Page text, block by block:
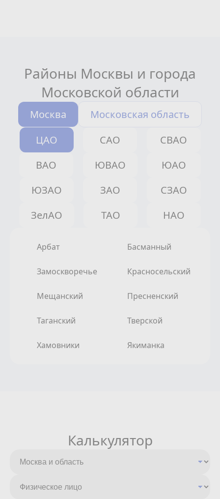
Районы Москвы и города
Московской области
Москва
Московская область
ЦАО
САО
СВАО
ВАО
ЮВАО
ЮАО
ЮЗАО
ЗАО
СЗАО
ЗелАО
ТАО НАО
Арбат Басманный
Замоскворечье Красносельский
Мещанский Пресненский
Таганский Тверской
Хамовники Якиманка
Калькулятор